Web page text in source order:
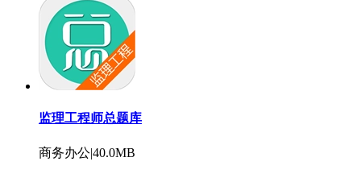
监理工程师总题库
商务办公|40.0MB